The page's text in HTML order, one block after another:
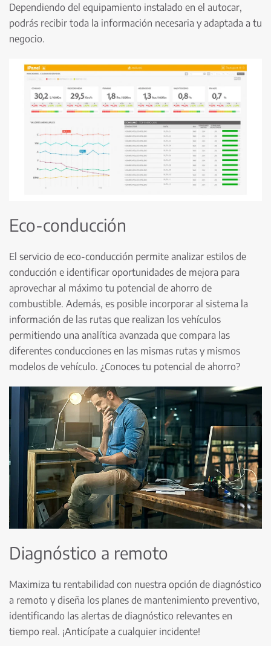
Dependiendo del equipamiento instalado en el autocar,
podrás recibir toda la información necesaria y adaptada a tu
negocio.
Eco-conducción
El servicio de eco-conducción permite analizar estilos de
conducción e identificar oportunidades de mejora para
aprovechar al máximo tu potencial de ahorro de
combustible. Además, es posible incorporar al sistema la
información de las rutas que realizan los vehículos
permitiendo una analítica avanzada que compara las
diferentes conducciones en las mismas rutas y mismos
modelos de vehículo. ¿Conoces tu potencial de ahorro?
Diagnóstico a remoto
Maximiza tu rentabilidad con nuestra opción de diagnóstico
a remoto y diseña los planes de mantenimiento preventivo,
identificando las alertas de diagnóstico relevantes en
tiempo real. ¡Anticípate a cualquier incidente!